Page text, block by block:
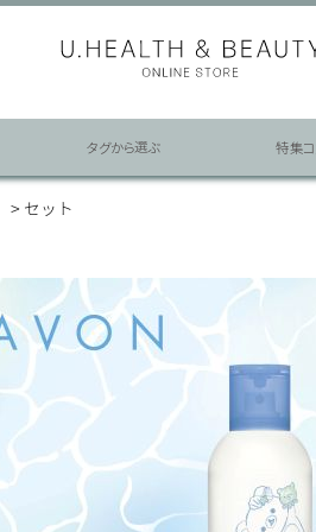
タグから選ぶ 特集コ
セット